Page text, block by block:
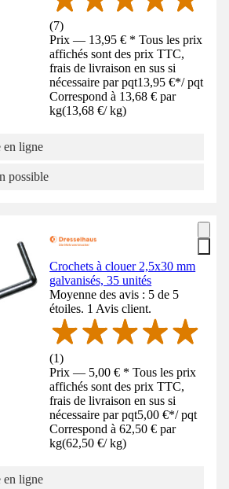
(7)
Prix — 13,95 € * Tous les prix
affichés sont des prix TTC,
frais de livraison en sus si
nécessaire par pqt13,95 €*/ pqt
Correspond à 13,68 € par
kg(13,68 €/ kg)
en ligne
possible
Crochets à clouer 2,5x30 mm
galvanisés, 35 unités
Moyenne des avis : 5 de 5
étoiles. 1 Avis client.
(1)
Prix — 5,00 € * Tous les prix
affichés sont des prix TTC,
frais de livraison en sus si
nécessaire par pqt5,00 €*/ pqt
Correspond à 62,50 € par
kg(62,50 €/ kg)
en ligne